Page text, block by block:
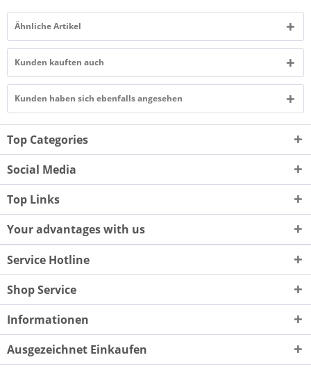
Ähnliche Artikel
Kunden kauften auch
Kunden haben sich ebenfalls angesehen
Top Categories
Social Media
Top Links
Your advantages with us
Service Hotline
Shop Service
Informationen
Ausgezeichnet Einkaufen